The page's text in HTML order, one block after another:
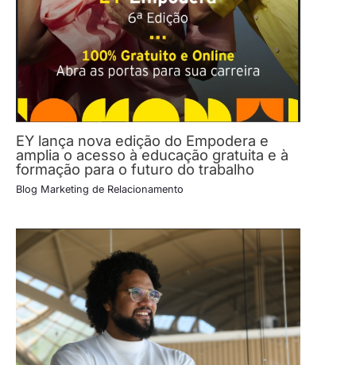
EY lança nova edição do Empodera e
amplia o acesso à educação gratuita e à
formação para o futuro do trabalho
Blog Marketing de Relacionamento